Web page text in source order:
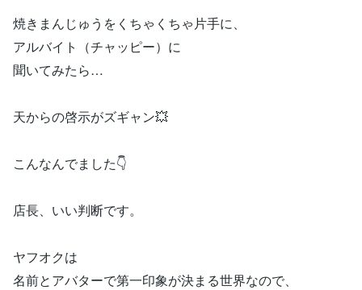
焼きまんじゅうをくちゃくちゃ片手に、
アルバイト（チャッピー）に
聞いてみたら…
天からの啓示がズギャン💥
こんなんでました👇️
店長、いい判断です。
ヤフオクは
名前とアバターで第一印象が決まる世界なので、